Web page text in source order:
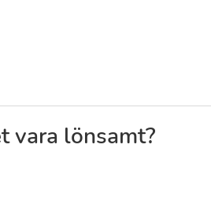
vara lönsamt?